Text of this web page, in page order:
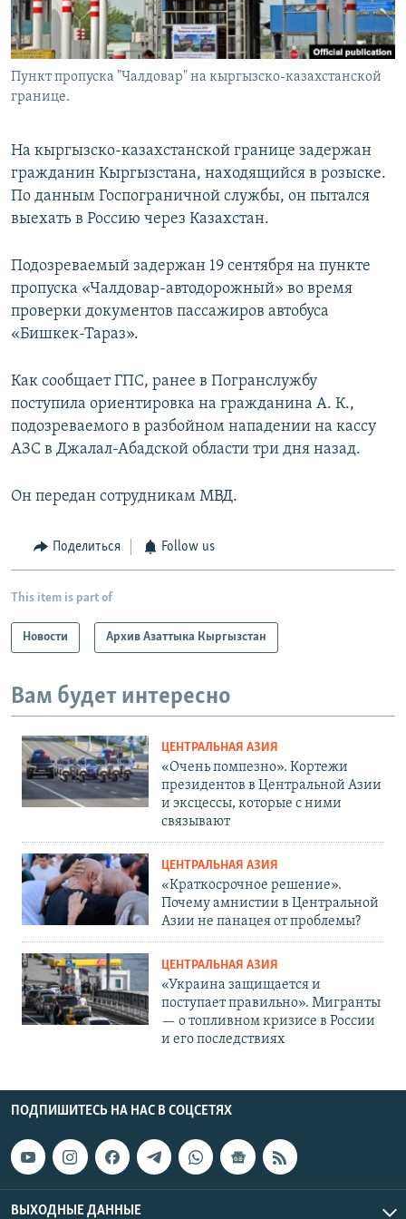
Пункт пропуска "Чалдовар" на кыргызско-казахстанской
границе.
На кыргызско-казахстанской границе задержан
гражданин Кыргызстана, находящийся в розыске.
По данным Госпограничной службы, он пытался
выехать в Россию через Казахстан.
Подозреваемый задержан 19 сентября на пункте
пропуска «Чалдовар-автодорожный» во время
проверки документов пассажиров автобуса
«Бишкек-Тараз».
Как сообщает ГПС, ранее в Погранслужбу
поступила ориентировка на гражданина А. К.,
подозреваемого в разбойном нападении на кассу
АЗС в Джалал-Абадской области три дня назад.
Он передан сотрудникам МВД.
Поделиться Follow us
This item is part of
Новости Архив Азаттыка Кыргызстан
Вам будет интересно
ЦЕНТРАЛЬНАЯ АЗИЯ
«Очень помпезно». Кортежи
президентов в Центральной Азии
и эксцессы, которые с ними
связывают
ЦЕНТРАЛЬНАЯ АЗИЯ
«Краткосрочное решение».
Почему амнистии в Центральной
Азии не панацея от проблемы?
ЦЕНТРАЛЬНАЯ АЗИЯ
«Украина защищается и
поступает правильно». Мигранты
— о топливном кризисе в России
и его последствиях
ПОДПИШИТЕСЬ НА НАС В СОЦСЕТЯХ
ВЫХОДНЫЕ ДАННЫЕ